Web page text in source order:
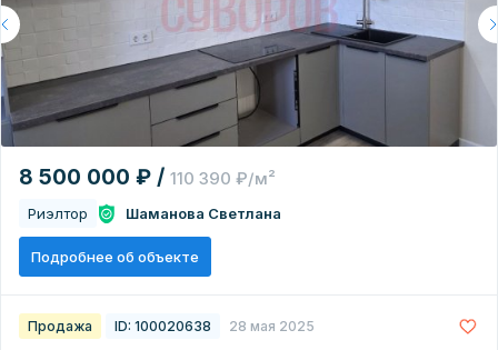
8 500 000 ₽ / 110 390 ₽/м²
Риэлтор Шаманова Светлана
Подробнее об объекте
Продажа ID: 100020638 28 мая 2025